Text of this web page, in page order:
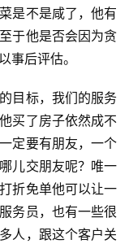
是不是咸了，他有
于他是否会因为贪
事后评估。
目标，我们的服务
买了房子依然成不
定要有朋友，一个
儿交朋友呢？唯一
折免单他可以让一
务员，也有一些很
人，跟这个客户关